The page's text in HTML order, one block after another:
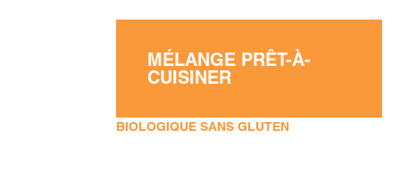
MÉLANGE PRÊT-À-
CUISINER
BIOLOGIQUE SANS GLUTEN